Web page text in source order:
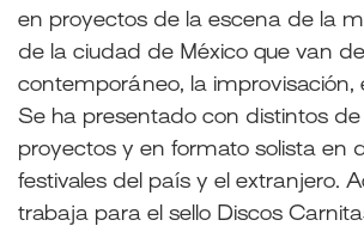
en proyectos de la escena de la
de la ciudad de México que van
contemporáneo, la improvisación,
Se ha presentado con distintos de
proyectos y en formato solista en
festivales del país y el extranjero.
trabaja para el sello Discos